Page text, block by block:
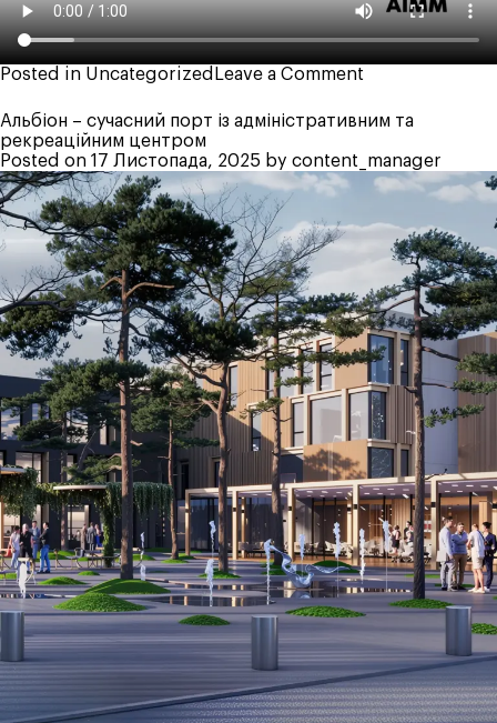
Posted in Uncategorized Leave a Comment
–
сучасного
проєктування
Альбіон – сучасний порт із адміністративним та
рекреаційним центром
Posted on 17 Листопада, 2025 by content_manager